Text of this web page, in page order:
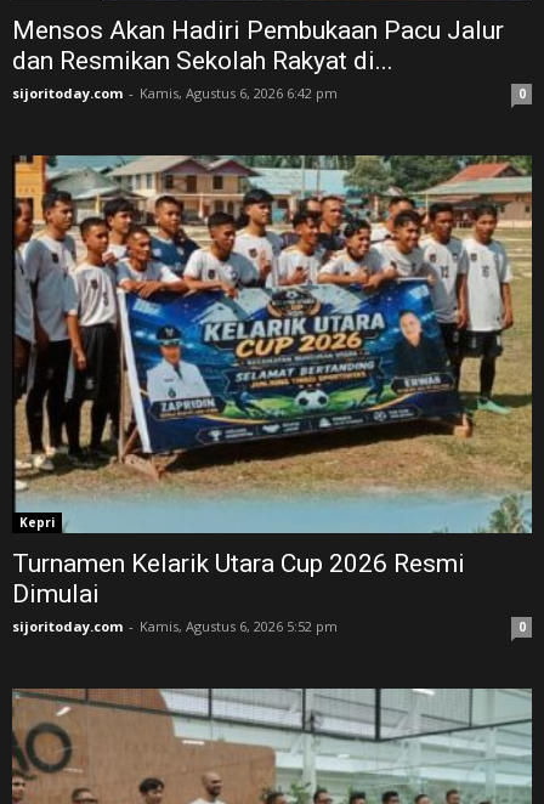
Mensos Akan Hadiri Pembukaan Pacu Jalur
dan Resmikan Sekolah Rakyat di...
sijoritoday.com - Kamis, Agustus 6, 2026 6:42 pm 0
Kepri
Turnamen Kelarik Utara Cup 2026 Resmi
Dimulai
sijoritoday.com - Kamis, Agustus 6, 2026 5:52 pm 0